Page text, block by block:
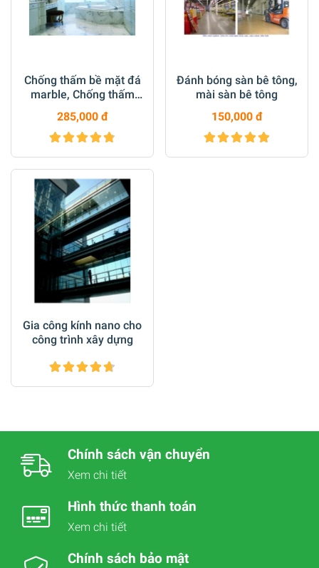
Chống thấm bề mặt đá
marble, Chống thấm
nano sàn đá
285,000 đ
Đánh bóng sàn bê tông,
mài sàn bê tông
150,000 đ
Gia công kính nano cho
công trình xây dựng
Chính sách vận chuyển
Xem chi tiết
Hình thức thanh toán
Xem chi tiết
Chính sách bảo mật